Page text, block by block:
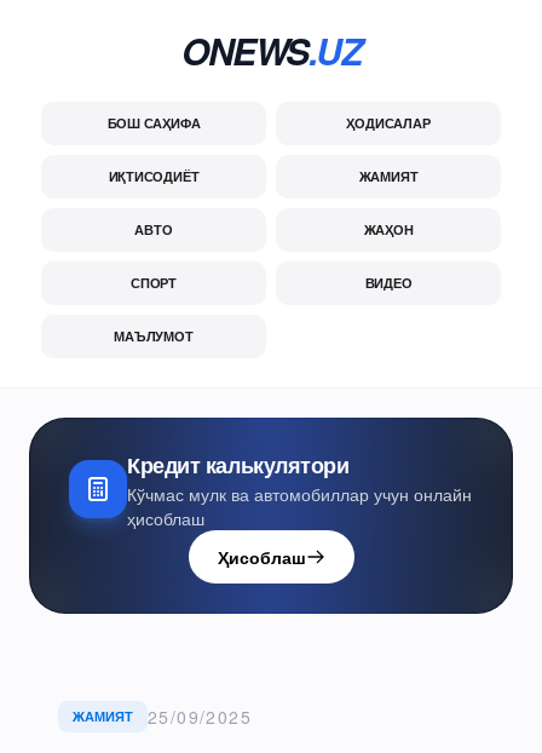
ONEWS.UZ
БОШ САҲИФА ҲОДИСАЛАР
ИҚТИСОДИЁТ ЖАМИЯТ
АВТО ЖАҲОН
СПОРТ ВИДЕО
МАЪЛУМОТ
Кредит калькулятори
Кўчмас мулк ва автомобиллар учун онлайн
ҳисоблаш
Ҳисоблаш
ЖАМИЯТ 25/09/2025